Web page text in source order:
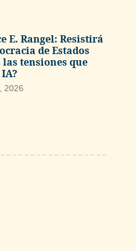
E. Rangel: Resistirá
de Estados
las tensiones que
2026